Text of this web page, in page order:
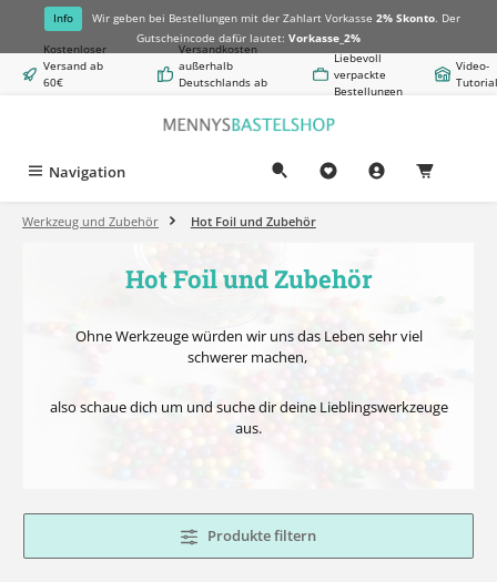
springen
Info Wir geben bei Bestellungen mit der Zahlart Vorkasse 2% Skonto. Der
Gutscheincode dafür lautet: Vorkasse_2%
Kostenloser
Versand ab
60€
Versandkosten
außerhalb
Deutschlands ab
Liebevoll
verpackte
Bestellungen
Video-
Navigation
Werkzeug und Zubehör Hot Foil und Zubehör
Hot Foil und Zubehör
Ohne Werkzeuge würden wir uns das Leben sehr viel
schwerer machen,
also schaue dich um und suche dir deine Lieblingswerkzeuge
aus.
Produkte filtern